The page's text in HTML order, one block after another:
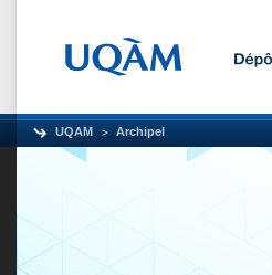
UQAM Archipel